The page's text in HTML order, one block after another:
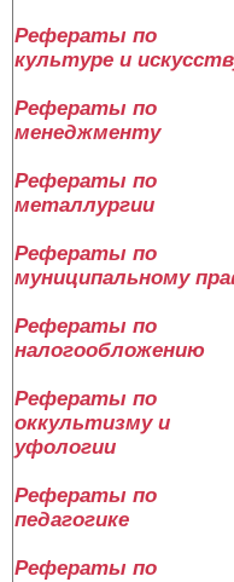
Рефераты по
культуре и
Рефераты по
менеджменту
Рефераты по
металлургии
Рефераты по
муниципальному
Рефераты по
налогообложению
Рефераты по
оккультизму и
уфологии
Рефераты по
педагогике
Рефераты по